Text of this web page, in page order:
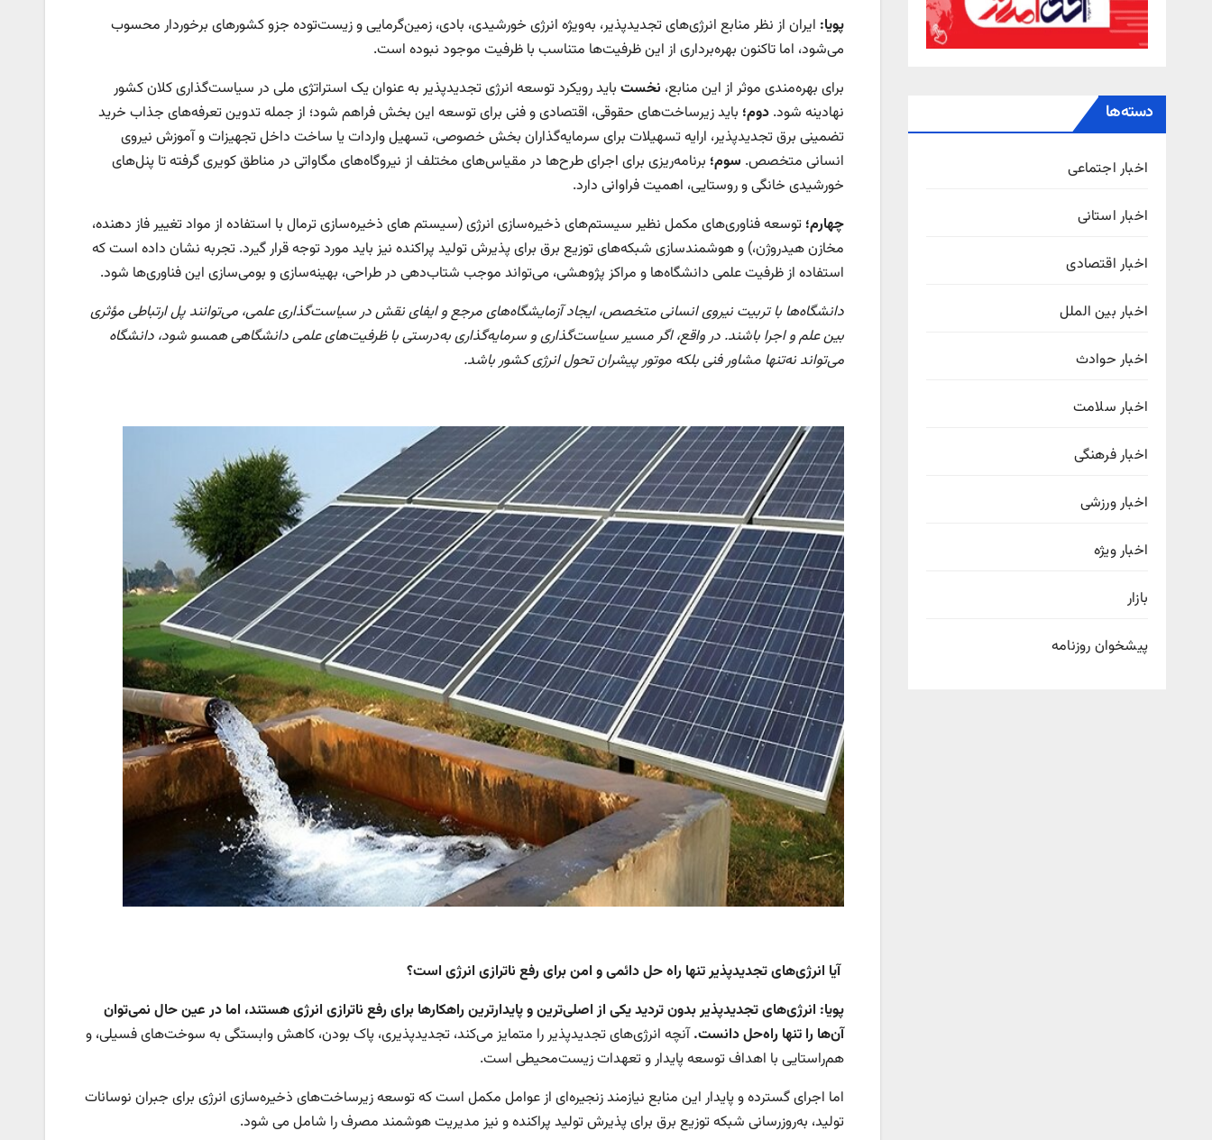
دسته‌ها
اخبار اجتماعی
اخبار استانی
اخبار اقتصادی
اخبار بین الملل
اخبار حوادث
اخبار سلامت
اخبار فرهنگی
اخبار ورزشی
اخبار ویژه
بازار
پیشخوان روزنامه
پویا: ایران از نظر منابع انرژی‌های تجدیدپذیر، به‌ویژه انرژی خورشیدی، بادی، زمین‌گرمایی و زیست‌توده جزو کشورهای برخوردار محسوب
می‌شود، اما تاکنون بهره‌برداری از این ظرفیت‌ها متناسب با ظرفیت موجود نبوده است.
برای بهره‌مندی موثر از این منابع، نخست باید رویکرد توسعه انرژی تجدیدپذیر به عنوان یک استراتژی ملی در سیاست‌گذاری کلان کشور
نهادینه شود.دوم؛ باید زیرساخت‌های حقوقی، اقتصادی و فنی برای توسعه این بخش فراهم شود؛ از جمله تدوین تعرفه‌های جذاب خرید
تضمینی برق تجدیدپذیر، ارایه تسهیلات برای سرمایه‌گذاران بخش خصوصی، تسهیل واردات یا ساخت داخل تجهیزات و آموزش نیروی
انسانی متخصص. سوم؛ برنامه‌ریزی برای اجرای طرح‌ها در مقیاس‌های مختلف از نیروگاه‌های مگاواتی در مناطق کویری گرفته تا پنل‌های
خورشیدی خانگی و روستایی، اهمیت فراوانی دارد.
چهارم؛توسعه فناوری‌های مکمل نظیر سیستم‌های ذخیره‌سازی انرژی (سیستم های ذخیره‌سازی ترمال با استفاده از مواد تغییر فاز دهنده،
مخازن هیدروژن،) و هوشمندسازی شبکه‌های توزیع برق برای پذیرش تولید پراکنده نیز باید مورد توجه قرار گیرد. تجربه نشان داده است که
استفاده از ظرفیت علمی دانشگاه‌ها و مراکز پژوهشی، می‌تواند موجب شتاب‌دهی در طراحی، بهینه‌سازی و بومی‌سازی این فناوری‌ها شود.
دانشگاه‌ها با تربیت نیروی انسانی متخصص، ایجاد آزمایشگاه‌های مرجع و ایفای نقش در سیاست‌گذاری علمی، می‌توانند پل ارتباطی مؤثری
بین علم و اجرا باشند. در واقع، اگر مسیر سیاست‌گذاری و سرمایه‌گذاری به‌درستی با ظرفیت‌های علمی دانشگاهی همسو شود، دانشگاه
می‌تواند نه‌تنها مشاور فنی بلکه موتور پیشران تحول انرژی کشور باشد.
آیا انرژی‌های تجدیدپذیر تنها راه حل دائمی و امن برای رفع ناترازی انرژی است؟
پویا: انرژی‌های تجدیدپذیر بدون تردید یکی از اصلی‌ترین و پایدارترین راهکارها برای رفع ناترازی انرژی هستند، اما در عین حال نمی‌توان
آن‌ها را تنها راه‌حل دانست.آنچه انرژی‌های تجدیدپذیر را متمایز می‌کند، تجدیدپذیری، پاک بودن، کاهش وابستگی به سوخت‌های فسیلی، و
هم‌راستایی با اهداف توسعه پایدار و تعهدات زیست‌محیطی است.
اما اجرای گسترده و پایدار این منابع نیازمند زنجیره‌ای از عوامل مکمل است که توسعه زیرساخت‌های ذخیره‌سازی انرژی برای جبران نوسانات
تولید، به‌روزرسانی شبکه توزیع برق برای پذیرش تولید پراکنده و نیز مدیریت هوشمند مصرف را شامل می شود.